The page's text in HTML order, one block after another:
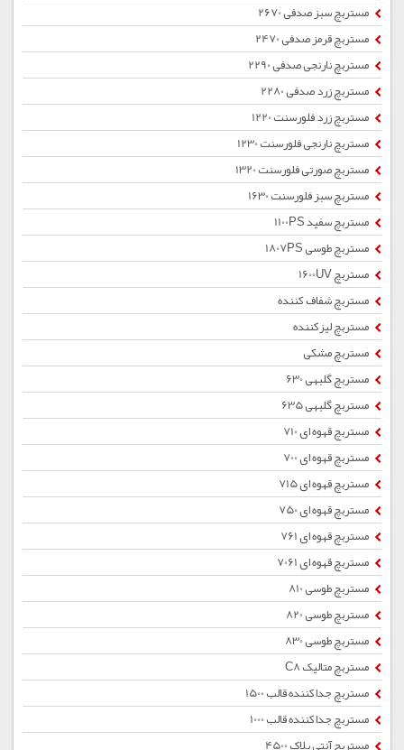
مستربچ سبز صدفی 2670
مستربچ قرمز صدفی 2470
مستربچ نارنجی صدفی 2290
مستربچ زرد صدفی 2280
مستربچ زرد فلورسنت 1220
مستربچ نارنجی فلورسنت 1230
مستربچ صورتی فلورسنت 1320
مستربچ سبز فلورسنت 1630
مستربچ سفید 1100PS
مستربچ طوسی 1807PS
مستربچ 1600UV
مستربچ شفاف کننده
مستربچ لیزکننده
مستربچ مشکی
مستربچ گلبهی 630
مستربچ گلبهی 635
مستربچ قهوه ای 710
مستربچ قهوه ای 700
مستربچ قهوه ای 715
مستربچ قهوه ای 750
مستربچ قهوه ای 761
مستربچ قهوه ای 7061
مستربچ طوسی 810
مستربچ طوسی 820
مستربچ طوسی 830
مستربچ متالیک C8
مستربچ جداکننده قالب 1500
مستربچ جداکننده قالب 1000